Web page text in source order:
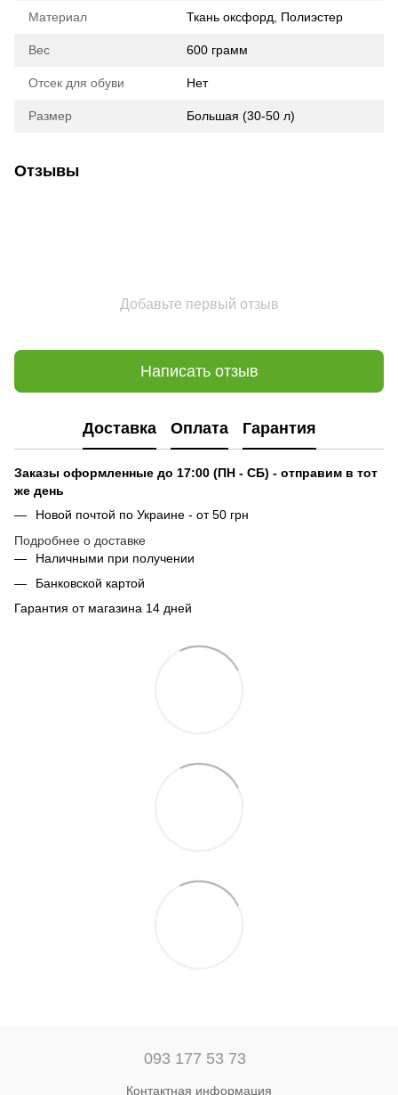
Материал Ткань оксфорд, Полиэстер
Вес 600 грамм
Отсек для обуви Нет
Размер Большая (30-50 л)
Отзывы
Добавьте первый отзыв
Написать отзыв
Доставка Оплата Гарантия
Заказы оформленные до 17:00 (ПН - СБ) - отправим в тот
же день
Новой почтой по Украине - от 50 грн
Подробнее о доставке
Наличными при получении
Банковской картой
Гарантия от магазина 14 дней
093 177 53 73
Контактная информация